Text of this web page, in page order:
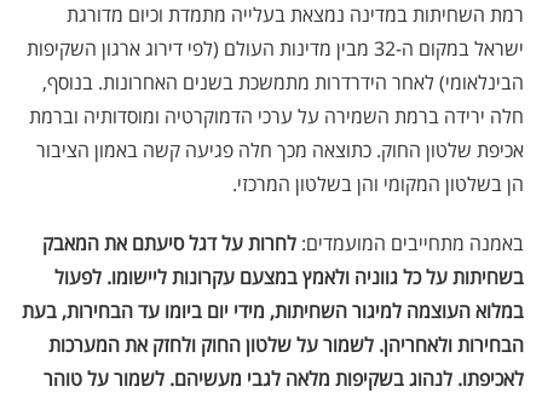
רמת השחיתות במדינה נמצאת בעלייה מתמדת וכיום מדורגת
ישראל במקום ה-32 מבין מדינות העולם (לפי דירוג ארגון השקיפות
הבינלאומי) לאחר הידרדרות מתמשכת בשנים האחרונות. בנוסף,
חלה ירידה ברמת השמירה על ערכי הדמוקרטיה ומוסדותיה וברמת
אכיפת שלטון החוק. כתוצאה מכך חלה פגיעה קשה באמון הציבור
הן בשלטון המקומי והן בשלטון המרכזי.
באמנה מתחייבים המועמדים: לחרות על דגל סיעתם את המאבק
בשחיתות על כל גווניה ולאמץ במצעם עקרונות ליישומו. לפעול
במלוא העוצמה למיגור השחיתות, מידי יום ביומו עד הבחירות, בעת
הבחירות ולאחריהן. לשמור על שלטון החוק ולחזק את המערכות
לאכיפתו. לנהוג בשקיפות מלאה לגבי מעשיהם. לשמור על טוהר